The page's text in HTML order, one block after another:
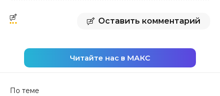
Оставить комментарий
Читайте нас в МАКС
По теме